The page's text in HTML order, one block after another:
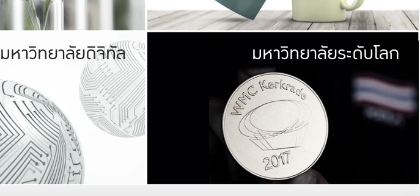
มหาวิทยาลัยรับผิดชอบต่อสังคม
ร่วมมือกับชุมชน เพื่อความกินดีอยู่ดี
และความสุขอย่างยั่งยืน
มองปัญหาในภาพกว้าง
แก้ไขจากปัญหาจุดเล็กๆ
มหาวิทยาลัยดิจิทัล มหาวิทยา
พร้อมที่จ
และผลักดันในการใช้ระบบส
เพื่อการทำงานแ
มหาวิทยาลัยระดับโลก